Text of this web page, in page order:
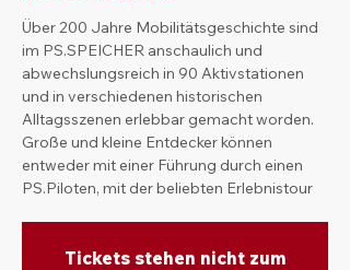
Über 200 Jahre Mobilitätsgeschichte sind
im PS.SPEICHER anschaulich und
abwechslungsreich in 90 Aktivstationen
und in verschiedenen historischen
Alltagsszenen erlebbar gemacht worden.
Große und kleine Entdecker können
entweder mit einer Führung durch einen
PS.Piloten, mit der beliebten Erlebnistour
Tickets stehen nicht zum